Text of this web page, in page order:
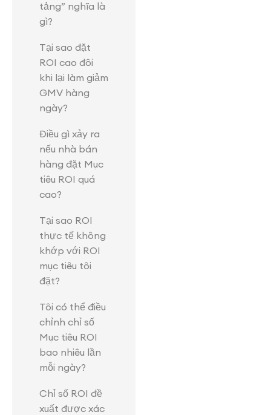
tảng” nghĩa là
gì?
Tại sao đặt
ROI cao đôi
khi lại làm giảm
GMV hàng
ngày?
Điều gì xảy ra
nếu nhà bán
hàng đặt Mục
tiêu ROI quá
cao?
Tại sao ROI
thực tế không
khớp với ROI
mục tiêu tôi
đặt?
Tôi có thể điều
chỉnh chỉ số
Mục tiêu ROI
bao nhiêu lần
mỗi ngày?
Chỉ số ROI đề
xuất được xác